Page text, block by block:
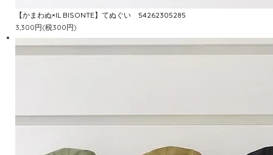
【かまわぬ×IL BISONTE】てぬぐい 54262305285
3,300円(税300円)